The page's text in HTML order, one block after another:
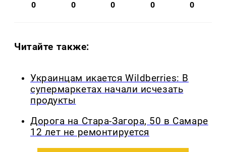
0 0 0 0 0
Читайте также:
Украинцам икается Wildberries: В
супермаркетах начали исчезать
продукты
Дорога на Стара-Загора, 50 в Самаре
12 лет не ремонтируется